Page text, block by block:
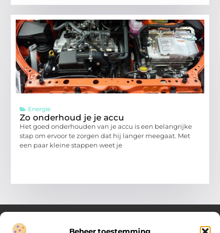
Energie
Zo onderhoud je je accu
Het goed onderhouden van je accu is een belangrijke
stap om ervoor te zorgen dat hij langer meegaat. Met
een paar kleine stappen weet je